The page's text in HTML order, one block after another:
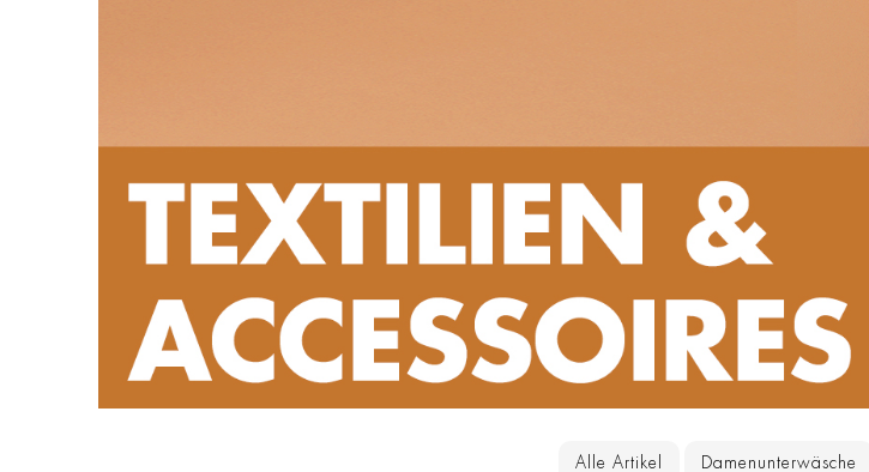
Alle Artikel Damenunterwäsche